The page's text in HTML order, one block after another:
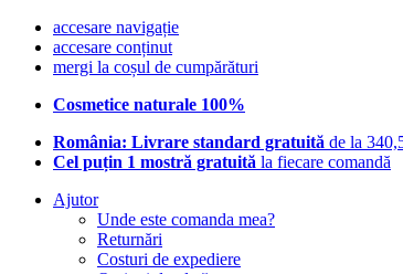
accesare navigație
accesare conținut
mergi la coșul de cumpărături
Cosmetice naturale 100%
România: Livrare standard gratuită de la
Cel puțin 1 mostră gratuită la fiecare comandă
Ajutor
Unde este comanda mea?
Returnări
Costuri de expediere